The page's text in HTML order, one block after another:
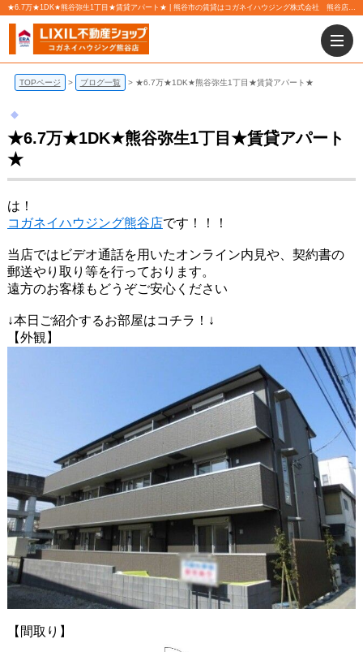
★6.7万★1DK★熊谷弥生1丁目★賃貸アパート★ | 熊谷市の賃貸はコガネイハウジング株式会社 熊谷店にお任せ下さい！
TOPページ ブログ一覧 ★6.7万★1DK★熊谷弥生1丁目★賃貸アパート★
★6.7万★1DK★熊谷弥生1丁目★賃貸アパート
★
は！
コガネイハウジング熊谷店です！！！
当店ではビデオ通話を用いたオンライン内見や、契約書の
郵送やり取り等を行っております。
遠方のお客様もどうぞご安心ください
↓本日ご紹介するお部屋はコチラ！↓
【外観】
【間取り】